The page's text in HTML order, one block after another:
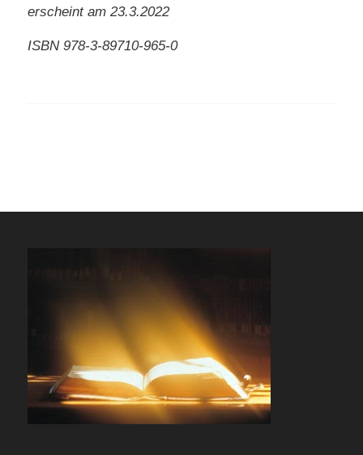
erscheint am 23.3.2022
ISBN 978-3-89710-965-0